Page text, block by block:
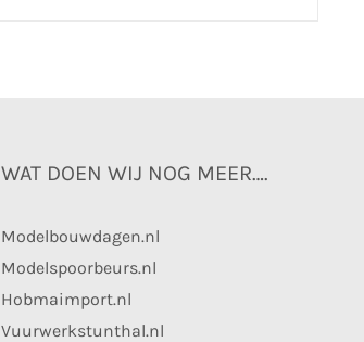
WAT DOEN WIJ NOG MEER….
Modelbouwdagen.nl
Modelspoorbeurs.nl
Hobmaimport.nl
Vuurwerkstunthal.nl